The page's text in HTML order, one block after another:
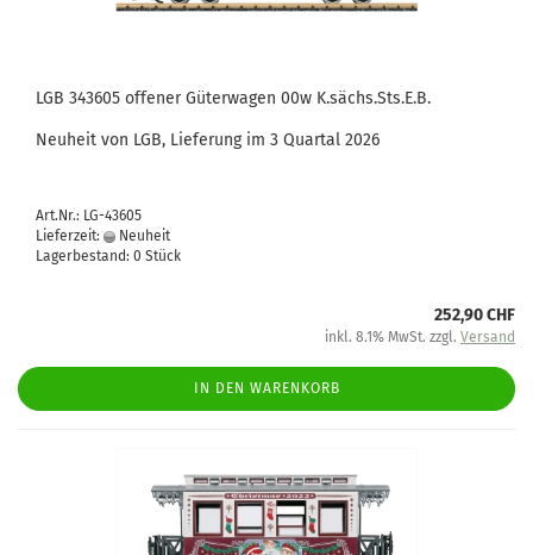
LGB 343605 offener Güterwagen 00w K.sächs.Sts.E.B.
Neuheit von LGB, Lieferung im 3 Quartal 2026
Art.Nr.: LG-43605
Lieferzeit:
Neuheit
Lagerbestand: 0 Stück
252,90 CHF
inkl. 8.1% MwSt. zzgl. Versand
IN DEN WARENKORB